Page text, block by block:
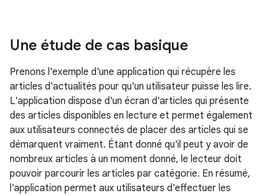
Une étude de cas basique
Prenons l'exemple d'une application qui récupère les
articles d'actualités pour qu'un utilisateur puisse les lire.
L'application dispose d'un écran d'articles qui présente
des articles disponibles en lecture et permet également
aux utilisateurs connectés de placer des articles qui se
démarquent vraiment. Étant donné qu'il peut y avoir de
nombreux articles à un moment donné, le lecteur doit
pouvoir parcourir les articles par catégorie. En résumé,
l'application permet aux utilisateurs d'effectuer les